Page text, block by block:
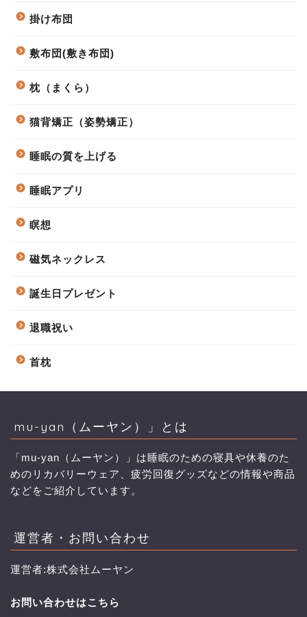
掛け布団
敷布団(敷き布団)
枕（まくら）
猫背矯正（姿勢矯正）
睡眠の質を上げる
睡眠アプリ
瞑想
磁気ネックレス
誕生日プレゼント
退職祝い
首枕
mu-yan（ムーヤン）」とは
「mu-yan（ムーヤン）」は睡眠のための寝具や休養のた
めのリカバリーウェア、疲労回復グッズなどの情報や商品
などをご紹介しています。
運営者・お問い合わせ
運営者:株式会社ムーヤン
お問い合わせはこちら